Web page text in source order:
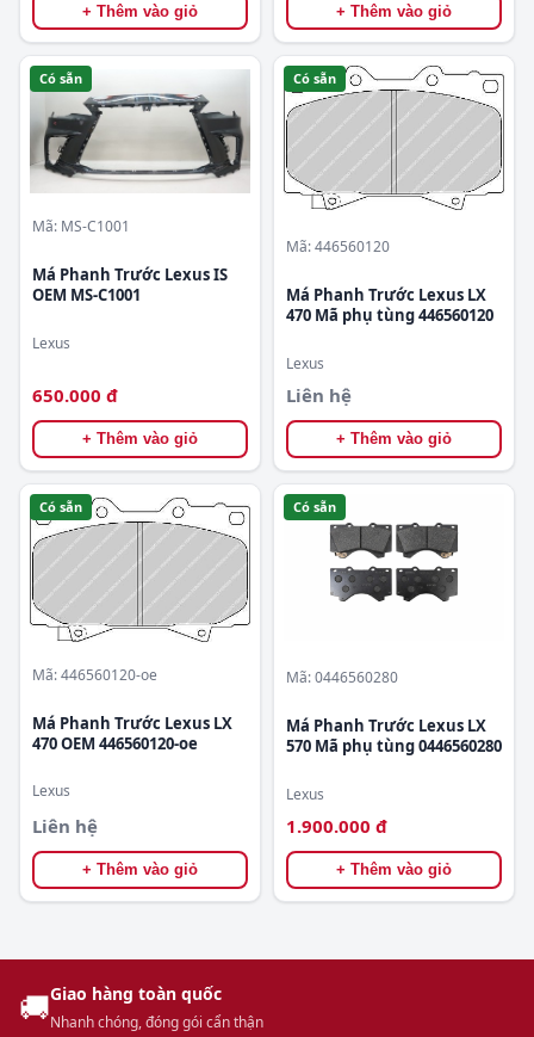
+ Thêm vào giỏ + Thêm vào giỏ
Có sẵn
Mã: MS-C1001
Má Phanh Trước Lexus IS
OEM MS-C1001
Lexus
650.000 đ
+ Thêm vào giỏ
Có sẵn
Mã: 446560120
Má Phanh Trước Lexus LX
470 Mã phụ tùng 446560120
Lexus
Liên hệ
+ Thêm vào giỏ
Có sẵn
Mã: 446560120-oe
Má Phanh Trước Lexus LX
470 OEM 446560120-oe
Lexus
Liên hệ
+ Thêm vào giỏ
Có sẵn
Mã: 0446560280
Má Phanh Trước Lexus LX
570 Mã phụ tùng 0446560280
Lexus
1.900.000 đ
+ Thêm vào giỏ
🚚Giao hàng toàn quốc
Nhanh chóng, đóng gói cẩn thận